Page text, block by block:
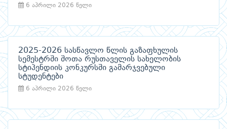
6 აპრილი 2026 წელი
2025-2026 სასწავლო წლის გაზაფხულის
სემესტრში შოთა რუსთაველის სახელობის
სტიპენდიის კონკურსში გამარჯვებული
სტუდენტები
6 აპრილი 2026 წელი